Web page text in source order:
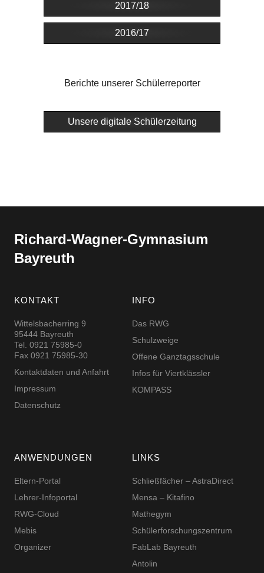
2017/18
2016/17
Berichte unserer Schülerreporter
Unsere digitale Schülerzeitung
Richard-​​Wagner-​​Gymnasium
Bayreuth
KONTAKT
Wittelsbacherring 9
95444 Bayreuth
Tel. 0921 75985-0
Fax 0921 75985-30
Kontaktdaten und Anfahrt
Impressum
Datenschutz
INFO
Das RWG
Schulzweige
Offene Ganztagsschule
Infos für Viertklässler
KOMPASS
ANWENDUNGEN
Eltern-Portal
Lehrer-Infoportal
RWG-Cloud
Mebis
Organizer
LINKS
Schließfächer – AstraDirect
Mensa – Kitafino
Mathegym
Schüler­for­schungs­zentrum
FabLab Bayreuth
Antolin